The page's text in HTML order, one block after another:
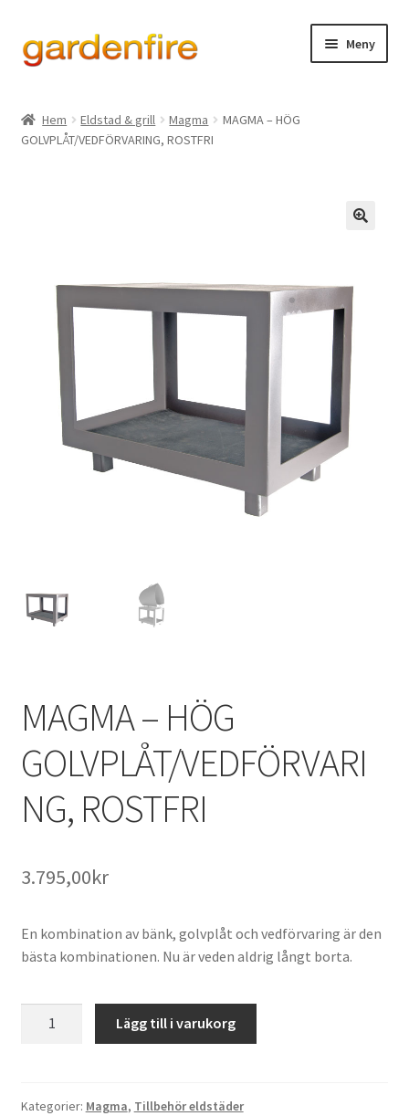
till
till
Meny
Ved- & eldhantering
Hem Eldstad & grill Magma
MAGMA – HÖG
GOLVPLÅT/VEDFÖRVARING, ROSTFRI
MAGMA – HÖG
GOLVPLÅT/VEDFÖRVARI
NG, ROSTFRI
3.795,00kr
En kombination av bänk, golvplåt och vedförvaring är den
bästa kombinationen. Nu är veden aldrig långt borta.
ROSTFRI
Lägg till i varukorg
Kategorier: Magma, Tillbehör eldstäder